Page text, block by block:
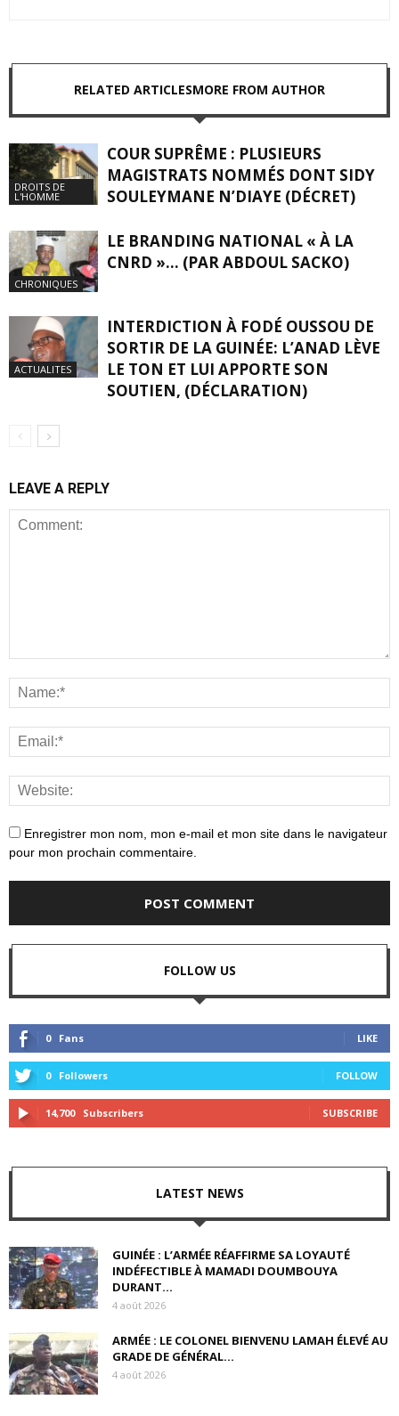
RELATED ARTICLESMORE FROM AUTHOR
DROITS DE
L'HOMME
COUR SUPRÊME : PLUSIEURS
MAGISTRATS NOMMÉS DONT SIDY
SOULEYMANE N’DIAYE (DÉCRET)
CHRONIQUES
LE BRANDING NATIONAL « À LA
CNRD »… (PAR ABDOUL SACKO)
ACTUALITES
INTERDICTION À FODÉ OUSSOU DE
SORTIR DE LA GUINÉE: L’ANAD LÈVE
LE TON ET LUI APPORTE SON
SOUTIEN, (DÉCLARATION)
LEAVE A REPLY
Enregistrer mon nom, mon e-mail et mon site dans le navigateur
pour mon prochain commentaire.
FOLLOW US
0 Fans LIKE
0 Followers FOLLOW
14,700 Subscribers SUBSCRIBE
LATEST NEWS
GUINÉE : L’ARMÉE RÉAFFIRME SA LOYAUTÉ
INDÉFECTIBLE À MAMADI DOUMBOUYA
DURANT...
4 août 2026
ARMÉE : LE COLONEL BIENVENU LAMAH ÉLEVÉ AU
GRADE DE GÉNÉRAL...
4 août 2026